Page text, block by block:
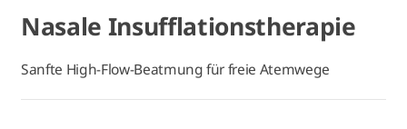
Nasale Insufflationstherapie
Sanfte High-Flow-Beatmung für freie Atemwege